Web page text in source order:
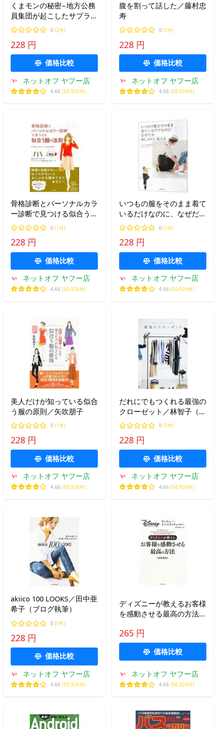
くまモンの秘密−地方公務
員集団が起こしたサプライ
ズ−／熊本県庁チームくま
モン
0 (2件)
228 円
価格比較
ネットオフ ヤフー店
4.66 (50,926件)
腹を割って話した／藤村忠
寿
0 (1件)
228 円
価格比較
ネットオフ ヤフー店
4.66 (50,926件)
骨格診断とパーソナルカラ
ー診断で見つける似合う服
の法則／森本のり子
0 (1件)
228 円
価格比較
ネットオフ ヤフー店
4.66 (50,926件)
いつもの服をそのまま着て
いるだけなのに、なぜだか
おしゃれに見える／山本あ
きこ
0 (1件)
228 円
価格比較
ネットオフ ヤフー店
4.66 (50,926件)
美人だけが知っている似合
う服の原則／矢吹朋子
0 (1件)
228 円
価格比較
ネットオフ ヤフー店
4.66 (50,926件)
だれにでもつくれる最強の
クローゼット／林智子（フ
ァッション研究）
0 (1件)
228 円
価格比較
ネットオフ ヤフー店
4.66 (50,926件)
akiico 100 LOOKS／田中亜
希子（ブログ執筆）
0 (1件)
228 円
価格比較
ネットオフ ヤフー店
4.66 (50,926件)
ディズニーが教えるお客様
を感動させる最高の方法／
ュート
265 円
価格比較
ネットオフ ヤフー店
4.66 (50,926件)